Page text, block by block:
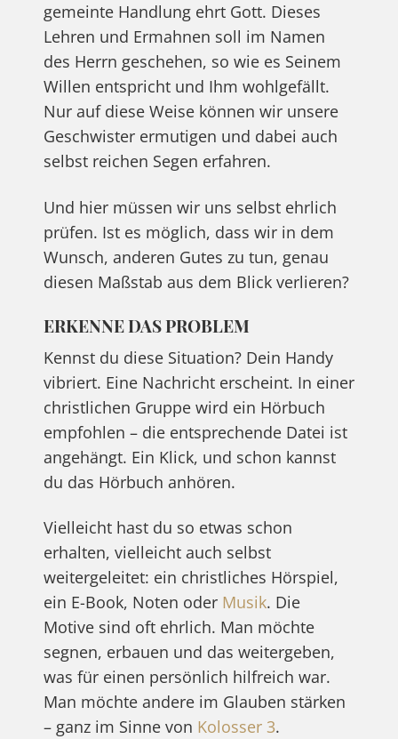
gemeinte Handlung ehrt Gott. Dieses
Lehren und Ermahnen soll im Namen
des Herrn geschehen, so wie es Seinem
Willen entspricht und Ihm wohlgefällt.
Nur auf diese Weise können wir unsere
Geschwister ermutigen und dabei auch
selbst reichen Segen erfahren.
Und hier müssen wir uns selbst ehrlich
prüfen. Ist es möglich, dass wir in dem
Wunsch, anderen Gutes zu tun, genau
diesen Maßstab aus dem Blick verlieren?
ERKENNE DAS PROBLEM
Kennst du diese Situation? Dein Handy
vibriert. Eine Nachricht erscheint. In einer
christlichen Gruppe wird ein Hörbuch
empfohlen – die entsprechende Datei ist
angehängt. Ein Klick, und schon kannst
du das Hörbuch anhören.
Vielleicht hast du so etwas schon
erhalten, vielleicht auch selbst
weitergeleitet: ein christliches Hörspiel,
ein E-Book, Noten oder Musik. Die
Motive sind oft ehrlich. Man möchte
segnen, erbauen und das weitergeben,
was für einen persönlich hilfreich war.
Man möchte andere im Glauben stärken
– ganz im Sinne von Kolosser 3.